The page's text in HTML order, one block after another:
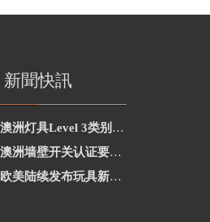
新聞快訊
澳洲灯具Level 3类别新增2项
澳洲墙壁开关认证要求修订
欧美陆续发布玩具新要求